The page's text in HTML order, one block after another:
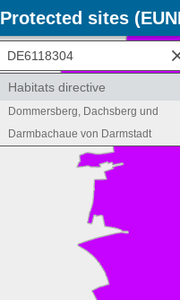
Habitats directive
Dommersberg, Dachsberg und
Darmbachaue von Darmstadt
Protected sites